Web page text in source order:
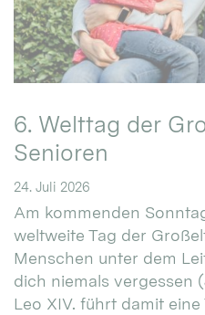
6. Welttag der
Senioren
24. Juli 2026
Am kommenden
weltweite Tag der
Menschen unter dem
dich niemals vergessen
Leo XIV. führt damit